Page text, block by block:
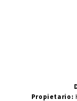
Propietario: